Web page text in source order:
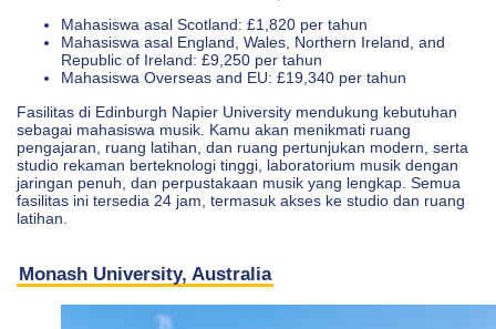
Mahasiswa asal Scotland: £1,820 per tahun
Mahasiswa asal England, Wales, Northern Ireland, and
Republic of Ireland: £9,250 per tahun
Mahasiswa Overseas and EU: £19,340 per tahun
Fasilitas di Edinburgh Napier University mendukung kebutuhan
sebagai mahasiswa musik. Kamu akan menikmati ruang
pengajaran, ruang latihan, dan ruang pertunjukan modern, serta
studio rekaman berteknologi tinggi, laboratorium musik dengan
jaringan penuh, dan perpustakaan musik yang lengkap. Semua
fasilitas ini tersedia 24 jam, termasuk akses ke studio dan ruang
latihan.
Monash University, Australia